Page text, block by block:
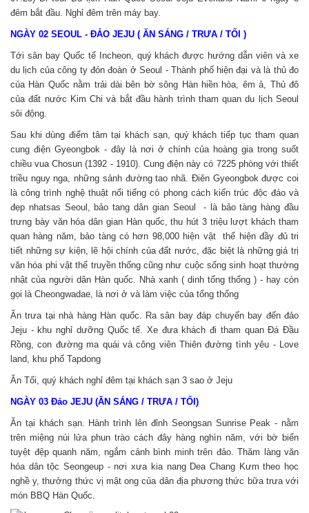
đêm bắt đầu. Nghỉ đêm trên máy bay.
NGÀY 02 SEOUL - ĐẢO JEJU ( ĂN SÁNG / TRƯA / TỐI )
Tới sân bay Quốc tế Incheon, quý khách được hướng dẫn viên và xe
du lịch của công ty đón đoàn ở Seoul - Thành phố hiện đại và là thủ đo
của Hàn Quốc nằm trải dài bên bờ sông Hàn hiền hòa, êm ả, Thủ đô
của đất nước Kim Chi và bắt đầu hành trình tham quan du lịch Seoul
sôi động.
Sau khi dùng điểm tâm tại khách sạn, quý khách tiếp tục tham quan
cung điện Gyeongbok - đây là nơi ở chính của hoàng gia trong suốt
chiều vua Chosun (1392 - 1910). Cung điện này có 7225 phòng với thiết
triều nguy nga, những sảnh đường tao nhã. Điên Gyeongbok được coi
là công trình nghệ thuật nổi tiếng có phong cách kiến trúc độc đáo và
đẹp nhatsas Seoul, bảo tang dân gian Seoul - là bảo tàng hàng đầu
trưng bày văn hóa dân gian Hàn quốc, thu hút 3 triệu lượt khách tham
quan hàng năm, bảo tàng có hơn 98,000 hiện vật thể hiện đầy đủ tri
tiết những sự kiện, lẽ hội chính của đất nước, đặc biệt là những giá trị
văn hóa phi vật thể truyền thống cũng như cuộc sống sinh hoạt thường
nhật của người dân Hàn quốc. Nhà xanh ( dinh tổng thống ) - hay còn
gọi là Cheongwadae, là nơi ở và làm việc của tổng thống
Ăn trưa tại nhà hàng Hàn quốc. Ra sân bay đáp chuyến bay đến đảo
Jeju - khu nghỉ dưỡng Quốc tế. Xe đưa khách đi tham quan Đá Đầu
Rồng, con đường ma quái và công viên Thiên đường tình yêu - Love
land, khu phố Tapdong
Ăn Tối, quý khách nghỉ đêm tại khách sạn 3 sao ở Jeju
NGÀY 03 Đảo JEJU (ĂN SÁNG / TRƯA / TỐI)
Ăn tại khách sạn. Hành trình lên đỉnh Seongsan Sunrise Peak - nằm
trên miệng núi lửa phun trào cách đây hàng nghìn năm, với bờ biển
tuyệt đệp quanh năm, ngắm cảnh bình minh trên đảo. Thăm làng văn
hóa dân tộc Seongeup - nơi xưa kia nang Dea Chang Kưm theo học
nghề y, thưởng thức vị mật ong của dân địa phương thức bữa trưa với
món BBQ Hàn Quốc.